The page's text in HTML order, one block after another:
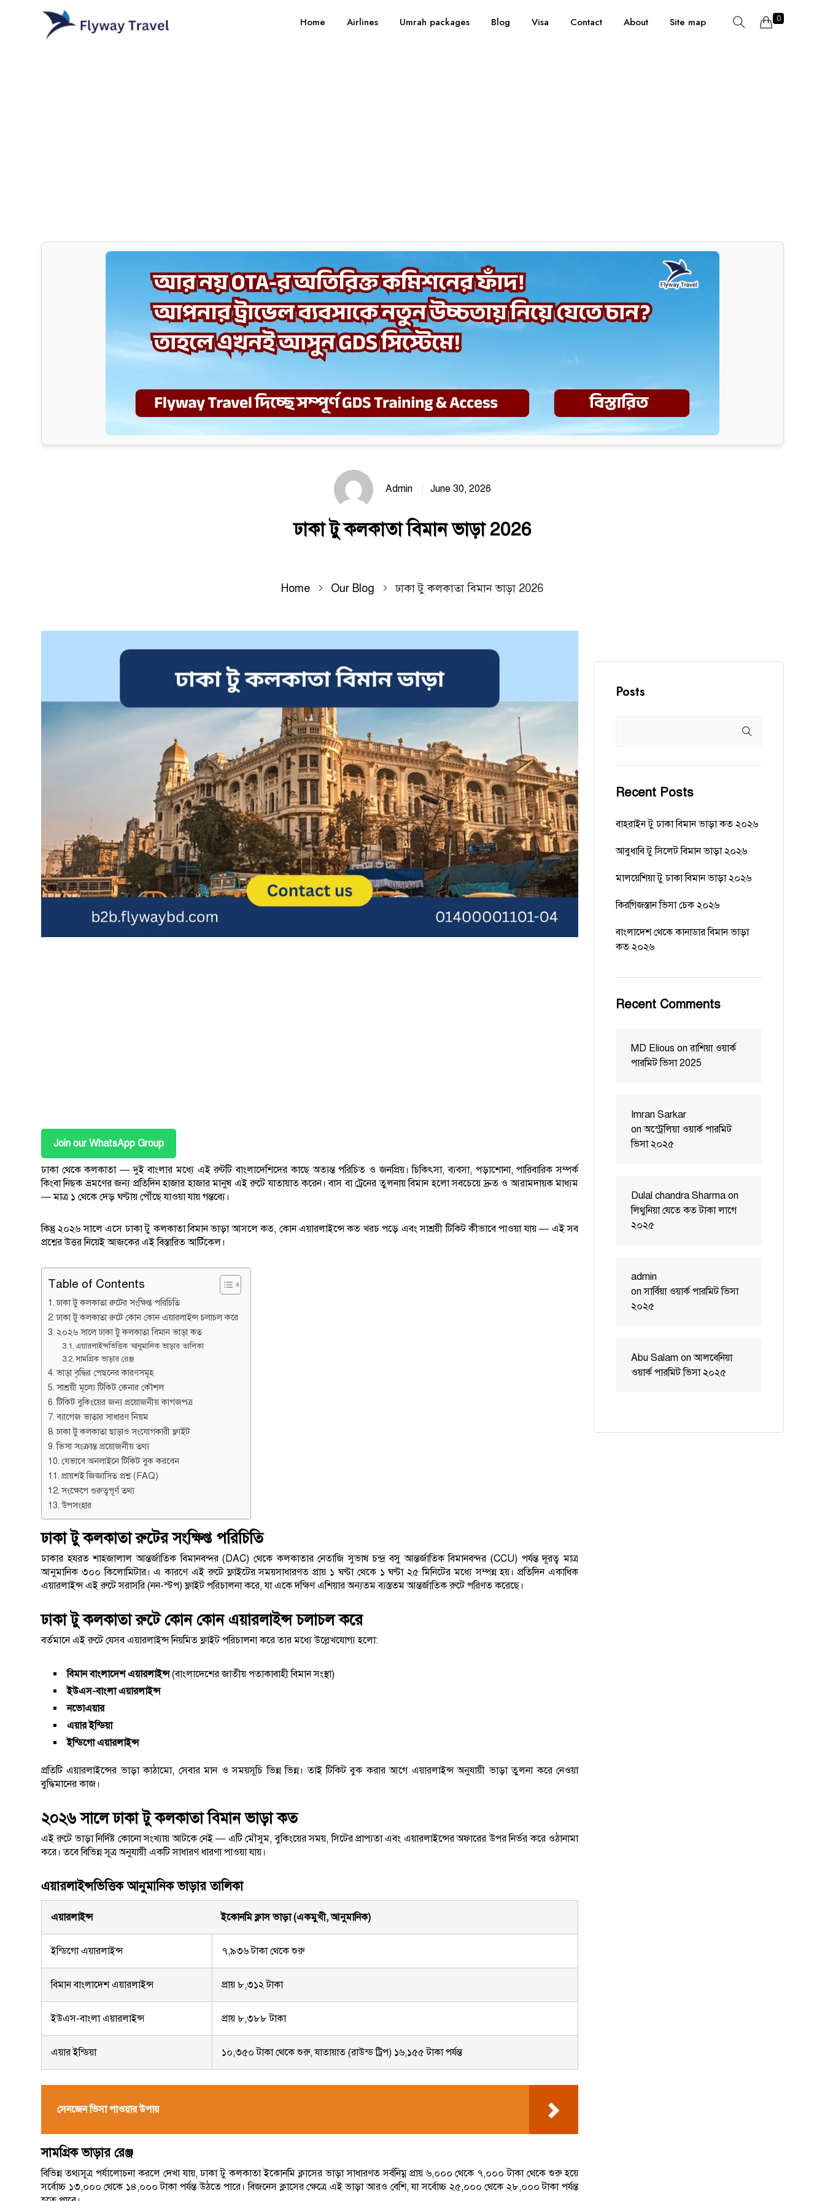
Home Airlines Umrah packages Blog Visa Contact About Site map 0
Admin June 30, 2026
ঢাকা টু কলকাতা বিমান ভাড়া 2026
Home Our Blog ঢাকা টু কলকাতা বিমান ভাড়া 2026
Join our WhatsApp Group
ঢাকা থেকে কলকাতা — দুই বাংলার মধ্যে এই রুটটি বাংলাদেশিদের কাছে অত্যন্ত পরিচিত ও জনপ্রিয়। চিকিৎসা, ব্যবসা, পড়াশোনা, পারিবারিক সম্পর্ক
কিংবা নিছক ভ্রমণের জন্য প্রতিদিন হাজার হাজার মানুষ এই রুটে যাতায়াত করেন। বাস বা ট্রেনের তুলনায় বিমান হলো সবচেয়ে দ্রুত ও আরামদায়ক মাধ্যম
— মাত্র ১ থেকে দেড় ঘণ্টায় পৌঁছে যাওয়া যায় গন্তব্যে।
কিন্তু ২০২৬ সালে এসে ঢাকা টু কলকাতা বিমান ভাড়া আসলে কত, কোন এয়ারলাইন্সে কত খরচ পড়ে এবং সাশ্রয়ী টিকিট কীভাবে পাওয়া যায় — এই সব
প্রশ্নের উত্তর নিয়েই আজকের এই বিস্তারিত আর্টিকেল।
Table of Contents
ঢাকা টু কলকাতা রুটের সংক্ষিপ্ত পরিচিতি
ঢাকা টু কলকাতা রুটে কোন কোন এয়ারলাইন্স চলাচল করে
২০২৬ সালে ঢাকা টু কলকাতা বিমান ভাড়া কত
এয়ারলাইন্সভিত্তিক আনুমানিক ভাড়ার তালিকা
সামগ্রিক ভাড়ার রেঞ্জ
ভাড়া বৃদ্ধির পেছনের কারণসমূহ
সাশ্রয়ী মূল্যে টিকিট কেনার কৌশল
টিকিট বুকিংয়ের জন্য প্রয়োজনীয় কাগজপত্র
ব্যাগেজ ভাতার সাধারণ নিয়ম
ঢাকা টু কলকাতা ছাড়াও সংযোগকারী ফ্লাইট
ভিসা সংক্রান্ত প্রয়োজনীয় তথ্য
যেভাবে অনলাইনে টিকিট বুক করবেন
প্রায়শই জিজ্ঞাসিত প্রশ্ন (FAQ)
সংক্ষেপে গুরুত্বপূর্ণ তথ্য
উপসংহার
ঢাকা টু কলকাতা রুটের সংক্ষিপ্ত পরিচিতি
ঢাকার হযরত শাহজালাল আন্তর্জাতিক বিমানবন্দর (DAC) থেকে কলকাতার নেতাজি সুভাষ চন্দ্র বসু আন্তর্জাতিক বিমানবন্দর (CCU) পর্যন্ত দূরত্ব মাত্র
আনুমানিক ৩০০ কিলোমিটার। এ কারণে এই রুটে ফ্লাইটের সময়সাধারণত প্রায় ১ ঘণ্টা থেকে ১ ঘণ্টা ২৫ মিনিটের মধ্যে সম্পন্ন হয়। প্রতিদিন একাধিক
এয়ারলাইন্স এই রুটে সরাসরি (নন-স্টপ) ফ্লাইট পরিচালনা করে, যা একে দক্ষিণ এশিয়ার অন্যতম ব্যস্ততম আন্তর্জাতিক রুটে পরিণত করেছে।
ঢাকা টু কলকাতা রুটে কোন কোন এয়ারলাইন্স চলাচল করে
বর্তমানে এই রুটে যেসব এয়ারলাইন্স নিয়মিত ফ্লাইট পরিচালনা করে তার মধ্যে উল্লেখযোগ্য হলো:
বিমান বাংলাদেশ এয়ারলাইন্স(বাংলাদেশের জাতীয় পতাকাবাহী বিমান সংস্থা)
ইউএস-বাংলা এয়ারলাইন্স
নভোএয়ার
এয়ার ইন্ডিয়া
ইন্ডিগো এয়ারলাইন্স
প্রতিটি এয়ারলাইন্সের ভাড়া কাঠামো, সেবার মান ও সময়সূচি ভিন্ন ভিন্ন। তাই টিকিট বুক করার আগে এয়ারলাইন্স অনুযায়ী ভাড়া তুলনা করে নেওয়া
বুদ্ধিমানের কাজ।
২০২৬ সালে ঢাকা টু কলকাতা বিমান ভাড়া কত
এই রুটে ভাড়া নির্দিষ্ট কোনো সংখ্যায় আটকে নেই — এটি মৌসুম, বুকিংয়ের সময়, সিটের প্রাপ্যতা এবং এয়ারলাইন্সের অফারের উপর নির্ভর করে ওঠানামা
করে। তবে বিভিন্ন সূত্র অনুযায়ী একটি সাধারণ ধারণা পাওয়া যায়।
এয়ারলাইন্সভিত্তিক আনুমানিক ভাড়ার তালিকা
এয়ারলাইন্স ইকোনমি ক্লাস ভাড়া (একমুখী, আনুমানিক)
ইন্ডিগো এয়ারলাইন্স ৭,৯৩৬ টাকা থেকে শুরু
বিমান বাংলাদেশ এয়ারলাইন্স প্রায় ৮,৩১২ টাকা
ইউএস-বাংলা এয়ারলাইন্স প্রায় ৮,৩৮৮ টাকা
এয়ার ইন্ডিয়া ১০,৩৫০ টাকা থেকে শুরু, যাতায়াত (রাউন্ড ট্রিপ) ১৬,১৫৫ টাকা পর্যন্ত
সেনজেন ভিসা পাওয়ার উপায়
সামগ্রিক ভাড়ার রেঞ্জ
বিভিন্ন তথ্যসূত্র পর্যালোচনা করলে দেখা যায়, ঢাকা টু কলকাতা ইকোনমি ক্লাসের ভাড়া সাধারণত সর্বনিম্ন প্রায় ৬,০০০ থেকে ৭,০০০ টাকা থেকে শুরু হয়ে
সর্বোচ্চ ১৩,০০০ থেকে ১৪,০০০ টাকা পর্যন্ত উঠতে পারে। বিজনেস ক্লাসের ক্ষেত্রে এই ভাড়া আরও বেশি, যা সর্বোচ্চ ২৫,০০০ থেকে ২৮,০০০ টাকা পর্যন্ত
Posts
Recent Posts
বাহরাইন টু ঢাকা বিমান ভাড়া কত ২০২৬
আবুধাবি টু সিলেট বিমান ভাড়া ২০২৬
মালয়েশিয়া টু ঢাকা বিমান ভাড়া ২০২৬
কিরগিজস্তান ভিসা চেক ২০২৬
বাংলাদেশ থেকে কানাডার বিমান ভাড়া
কত ২০২৬
Recent Comments
MD Elious onরাশিয়া ওয়ার্ক
পারমিট ভিসা 2025
Imran Sarkar
onঅস্ট্রেলিয়া ওয়ার্ক পারমিট
ভিসা ২০২৫
Dulal chandra Sharma on
লিথুনিয়া যেতে কত টাকা লাগে
২০২৫
admin
onসার্বিয়া ওয়ার্ক পারমিট ভিসা
২০২৫
Abu Salam onআলবেনিয়া
ওয়ার্ক পারমিট ভিসা ২০২৫